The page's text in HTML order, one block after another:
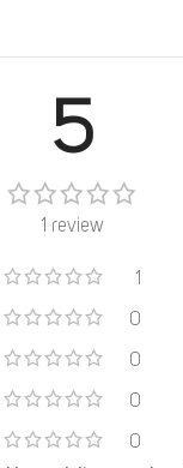
5
1 review
1
0
0
0
0